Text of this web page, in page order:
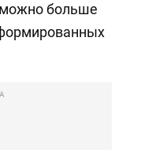
больше